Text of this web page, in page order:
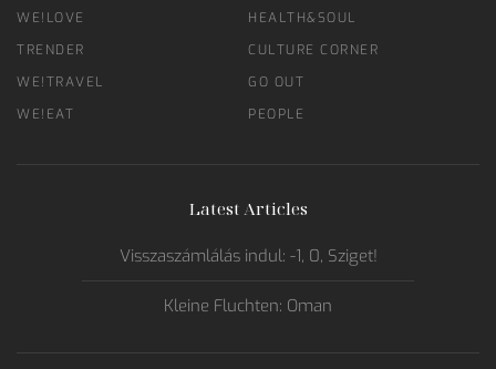
WE!LOVE
TRENDER
WE!TRAVEL
WE!EAT
HEALTH&SOUL
CULTURE CORNER
GO OUT
PEOPLE
Latest Articles
Visszaszámlálás indul: -1, 0, Sziget!
Kleine Fluchten: Oman